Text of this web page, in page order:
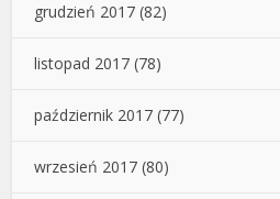
grudzień 2017 (82)
listopad 2017 (78)
październik 2017 (77)
wrzesień 2017 (80)